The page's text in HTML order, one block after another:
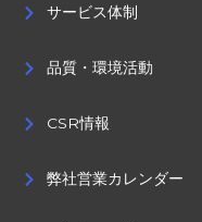
サービス体制
品質・環境活動
CSR情報
弊社営業カレンダー